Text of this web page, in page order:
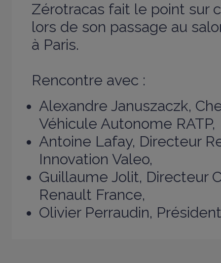
Zérotracas fait le point sur
lors de son passage au
à Paris.
Rencontre avec :
Alexandre Januszaczk,
Véhicule Autonome RATP,
Antoine Lafay, Directeur
Innovation Valeo,
Guillaume Jolit, Directeur
Renault France,
Olivier Perraudin,